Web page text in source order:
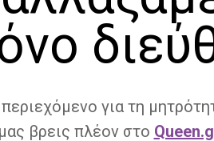
για τη
βρεις πλέον στο